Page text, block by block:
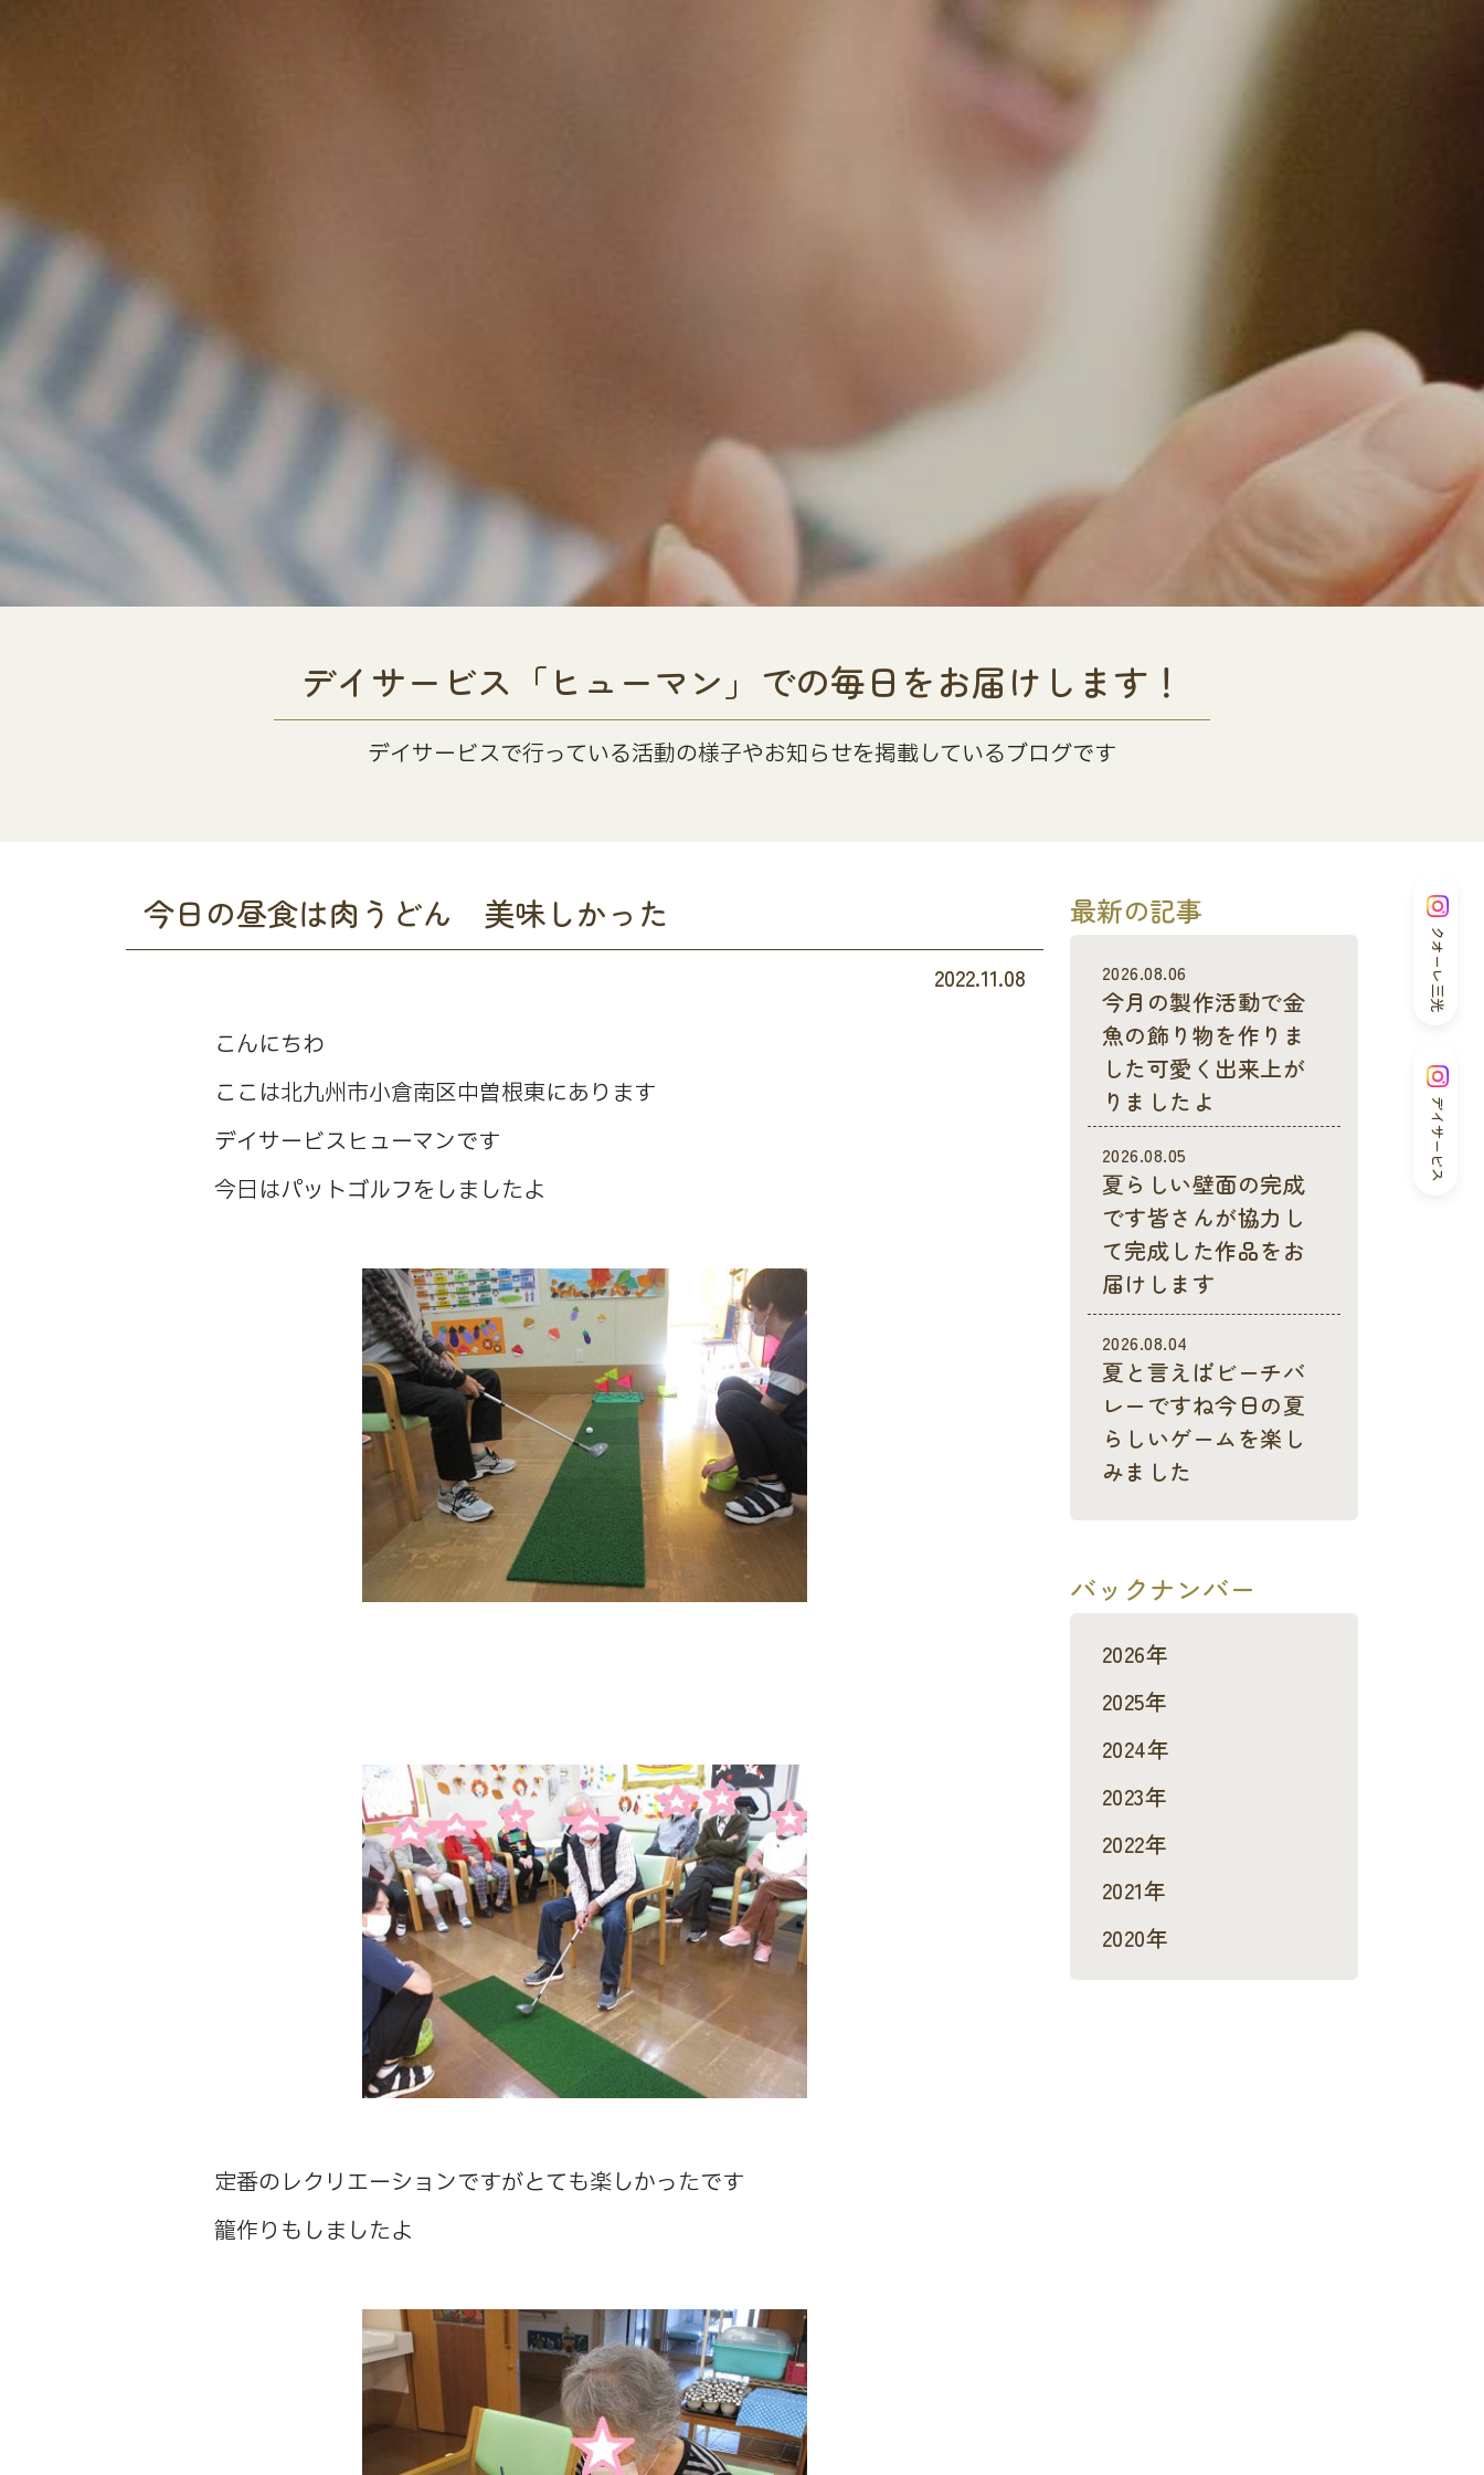
クオーレ三光
デイサービス
デイサービス「ヒューマン」での毎日をお届けします！
デイサービスで行っている活動の様子やお知らせを掲載しているブログです
今日の昼食は肉うどん 美味しかった
2022.11.08
こんにちわ
ここは北九州市小倉南区中曽根東にあります
デイサービスヒューマンです
今日はパットゴルフをしましたよ
定番のレクリエーションですがとても楽しかったです
籠作りもしましたよ
最新の記事
2026.08.06
今月の製作活動で金
魚の飾り物を作りま
した可愛く出来上が
りましたよ
2026.08.05
夏らしい壁面の完成
です皆さんが協力し
て完成した作品をお
届けします
2026.08.04
夏と言えばビーチバ
レーですね今日の夏
らしいゲームを楽し
みました
バックナンバー
2026年
2025年
2024年
2023年
2022年
2021年
2020年